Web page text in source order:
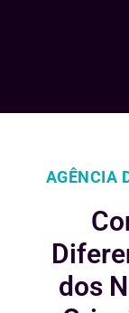
AGÊNCIA
dos